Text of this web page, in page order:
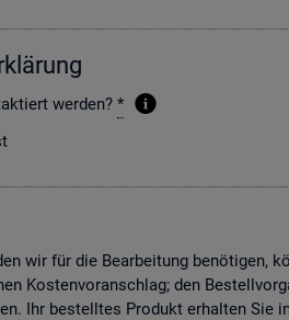
wer­den? *
wir für die Be­ar­bei­tung be­nö­ti­gen,
Kos­ten­vor­anschlag; den
Ihr be­stell­tes Pro­dukt er­hal­ten Sie